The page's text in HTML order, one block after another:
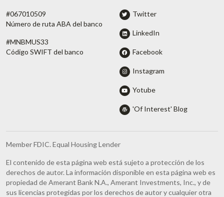
#067010509
Número de ruta ABA del banco
#MNBMUS33
Código SWIFT del banco
Twitter
LinkedIn
Facebook
Instagram
Yotube
'Of Interest' Blog
Member FDIC. Equal Housing Lender
El contenido de esta página web está sujeto a protección de los
derechos de autor. La información disponible en esta página web es
propiedad de Amerant Bank N.A., Amerant Investments, Inc., y de
sus licencias protegidas por los derechos de autor y cualquier otra